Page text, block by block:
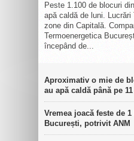
Peste 1.100 de blocuri
apă caldă de luni.
zone din Capitală.
Termoenergetica
începând de...
Aproximativ o mie de
au apă caldă până pe
Vremea joacă feste de
București, potrivit ANM